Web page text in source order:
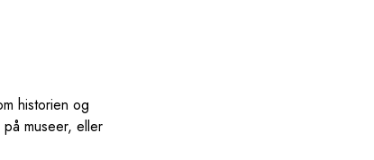
historien og
museer, eller